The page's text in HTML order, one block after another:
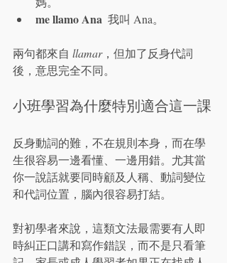
me llamo Ana
  我叫 Ana。
兩句都來自 llamar，但加了反身代詞
後，意思完全不同。
小班學習為什麼特別適合這一課
反身動詞的難，不在規則本身，而在學
生很容易一邊看懂、一邊用錯。尤其當
你一說話就要同時顧及人稱、動詞變位
和代詞位置，腦內很容易打結。
對初學者來說，這類文法最需要有人即
時糾正口講和寫作錯誤，而不是只看筆